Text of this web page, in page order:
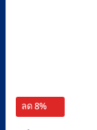
ลด 8%